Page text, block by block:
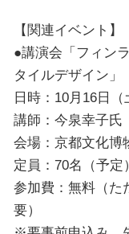
【関連イベント】
●講演会「フィン
タイルデザイン」
日時：10月16日
講師：今泉幸子氏
会場：京都文化博
定員：70名（予定）
参加費：無料（た
要）